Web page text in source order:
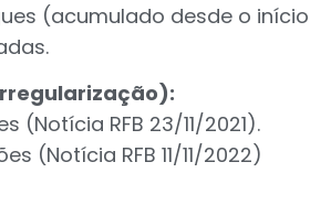
(acumulado desde o início
(Notícia RFB 23/11/2021).
(Notícia RFB 11/11/2022)